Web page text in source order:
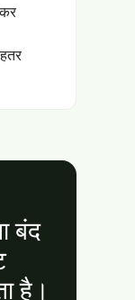
बंद
है।